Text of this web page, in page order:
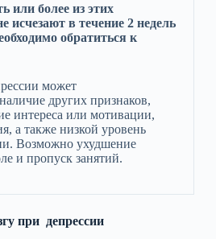
или более из этих
исчезают в течение 2 недель
обратиться к
может
других признаков,
интереса или мотивации,
а также низкой уровень
Возможно ухудшение
и пропуск занятий.
при депрессии